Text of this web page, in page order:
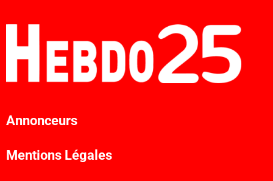
Annonceurs
Mentions Légales